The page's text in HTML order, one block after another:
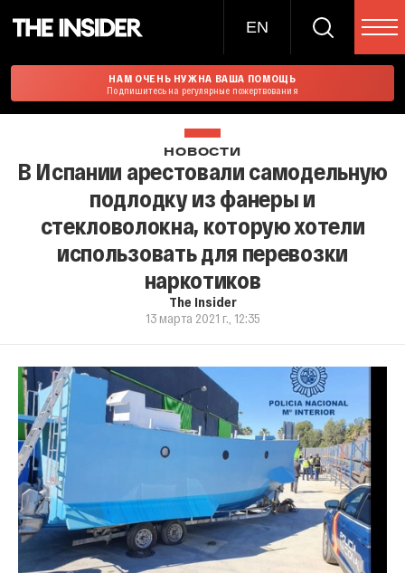
EN
НАМ ОЧЕНЬ НУЖНА ВАША ПОМОЩЬ
Подпишитесь на регулярные пожертвования
НОВОСТИ
В Испании арестовали самодельную
подлодку из фанеры и
стекловолокна, которую хотели
использовать для перевозки
наркотиков
The Insider
13 марта 2021 г., 12:35